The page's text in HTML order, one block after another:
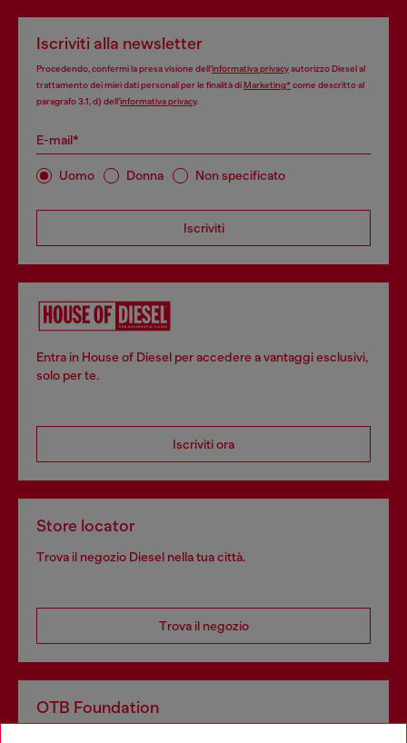
Iscriviti alla newsletter
Procedendo, confermi la presa visione dell’informativa privacyautorizzo Diesel al
trattamento dei miei dati personali per le finalità diMarketing*come descritto al
paragrafo 3.1, d) dell’informativa privacy.
E-mail*
Uomo Donna Non specificato
Iscriviti
Entra in House of Diesel per accedere a vantaggi esclusivi,
solo per te.
Iscriviti ora
Store locator
Trova il negozio Diesel nella tua città.
Trova il negozio
OTB Foundation